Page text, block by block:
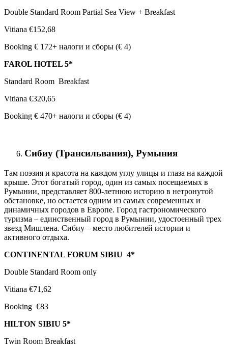
Double Standard Room Partial Sea View + Breakfast
Vitiana €152,68
Booking € 172+ налоги и сборы (€ 4)
FAROL HOTEL 5*
Standard Room Breakfast
Vitiana €320,65
Booking € 470+ налоги и сборы (€ 4)
Сибиу (Трансильвания), Румыния
Там поэзия и красота на каждом углу улицы и глаза на каждой
крыше. Этот богатый город, один из самых посещаемых в
Румынии, представляет 800-летнюю историю в нетронутой
обстановке, но остается одним из самых современных и
динамичных городов в Европе. Город гастрономического
туризма – единственный город в Румынии, удостоенный трех
звезд Мишлена. Сибиу – место любителей истории и
активного отдыха.
CONTINENTAL FORUM SIBIU 4*
Double Standard Room only
Vitiana €71,62
Booking €83
HILTON SIBIU 5*
Twin Room Breakfast